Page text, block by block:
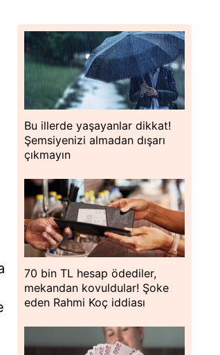
Bu illerde yaşayanlar dikkat!
Şemsiyenizi almadan dışarı
çıkmayın
70 bin TL hesap ödediler,
mekandan kovuldular! Şoke
eden Rahmi Koç iddiası